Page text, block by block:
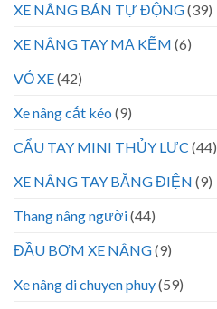
XE NÂNG BÁN TỰ ĐỘNG(39)
XE NÂNG TAY MẠ KẼM (6)
VỎ XE(42)
Xe nâng cắt kéo (9)
CẨU TAY MINI THỦY LỰC (44)
XE NÂNG TAY BẰNG ĐIỆN (9)
Thang nâng người(44)
ĐẦU BƠM XE NÂNG(9)
Xe nâng di chuyen phuy(59)